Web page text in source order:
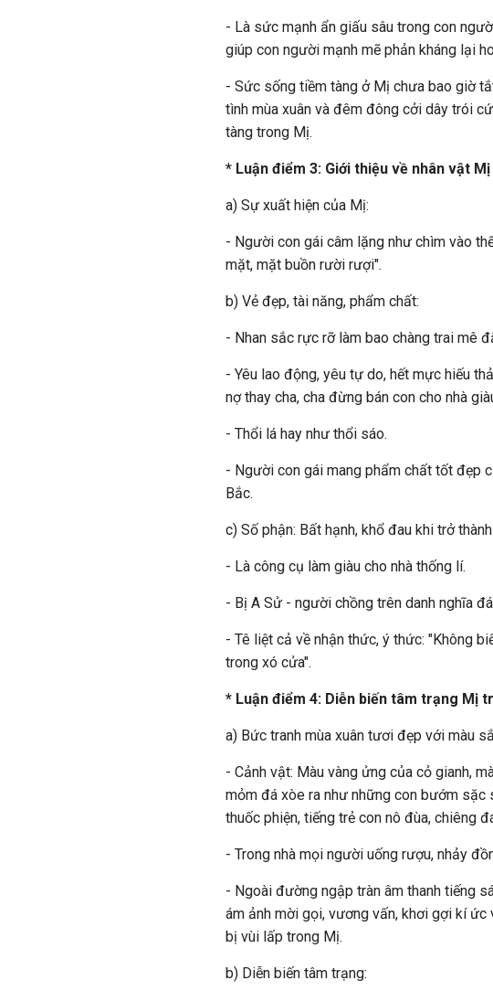
- Là sức mạnh ẩn giấu sâu trong con
giúp con người mạnh mẽ phản kháng lại
- Sức sống tiềm tàng ở Mị chưa bao giờ
tình mùa xuân và đêm đông cởi dây trói
tàng trong Mị.
* Luận điểm 3: Giới thiệu về nhân vật Mị
a) Sự xuất hiện của Mị:
- Người con gái câm lặng như chìm vào
mặt, mặt buồn rười rượi".
b) Vẻ đẹp, tài năng, phẩm chất:
- Nhan sắc rực rỡ làm bao chàng trai mê
- Yêu lao động, yêu tự do, hết mực hiếu
nợ thay cha, cha đừng bán con cho nhà
- Thổi lá hay như thổi sáo.
- Người con gái mang phẩm chất tốt đẹp
Bắc.
c) Số phận: Bất hạnh, khổ đau khi trở
- Là công cụ làm giàu cho nhà thống lí.
- Bị A Sử - người chồng trên danh nghĩa
- Tê liệt cả về nhận thức, ý thức: "Không
trong xó cửa".
* Luận điểm 4: Diễn biến tâm trạng Mị
a) Bức tranh mùa xuân tươi đẹp với màu
- Cảnh vật: Màu vàng ửng của cỏ gianh,
mỏm đá xòe ra như những con bướm sặc
thuốc phiện, tiếng trẻ con nô đùa, chiêng
- Trong nhà mọi người uống rượu, nhảy
- Ngoài đường ngập tràn âm thanh tiếng
ám ảnh mời gọi, vương vấn, khơi gợi kí
bị vùi lấp trong Mị.
b) Diễn biến tâm trạng: